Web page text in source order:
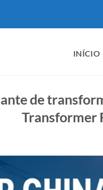
INÍCIO
de
Transformer